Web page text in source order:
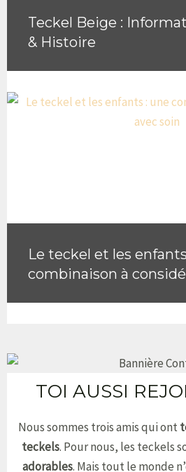
Teckel Beige :
& Histoire
Le teckel et les
combinaison à
TOI AUSSI
Nous sommes trois amis qui ont
teckels. Pour nous, les teckels
adorables. Mais tout le monde